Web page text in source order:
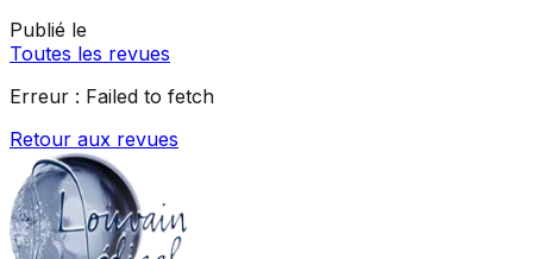
Publié le
Toutes les revues
Erreur : Failed to fetch
Retour aux revues